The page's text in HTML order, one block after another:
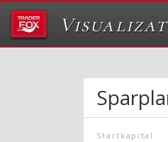
Startkapital